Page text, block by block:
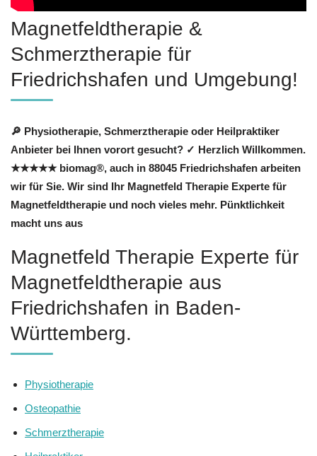
Magnetfeldtherapie &
Schmerztherapie für
Friedrichshafen und Umgebung!
🔎 Physiotherapie, Schmerztherapie oder Heilpraktiker
Anbieter bei Ihnen vorort gesucht? ✓ Herzlich Willkommen.
★★★★★ biomag®, auch in 88045 Friedrichshafen arbeiten
wir für Sie. Wir sind Ihr Magnetfeld Therapie Experte für
Magnetfeldtherapie und noch vieles mehr. Pünktlichkeit
macht uns aus
Magnetfeld Therapie Experte für
Magnetfeldtherapie aus
Friedrichshafen in Baden-
Württemberg.
Physiotherapie
Osteopathie
Schmerztherapie